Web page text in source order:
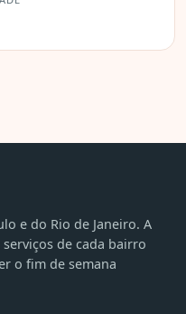
e do Rio de Janeiro. A
de cada bairro
o fim de semana